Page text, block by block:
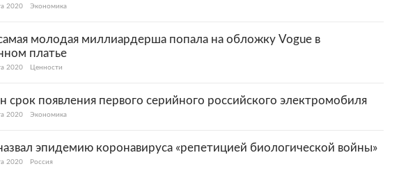
2020 Экономика
молодая миллиардерша попала на обложку Vogue в
платье
2020 Ценности
срок появления первого серийного российского электромобиля
2020 Экономика
эпидемию коронавируса «репетицией биологической войны»
2020 Россия